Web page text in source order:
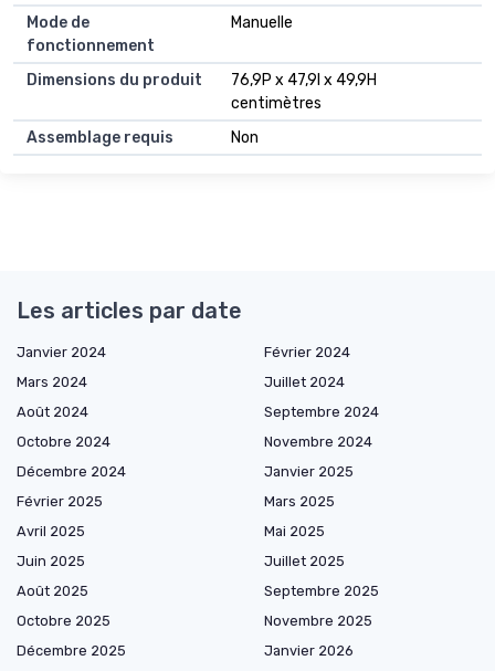
Mode de
fonctionnement
Manuelle
Dimensions du produit
76,9P x 47,9l x 49,9H
centimètres
Assemblage requis
Non
Les articles par date
Janvier 2024
Février 2024
Mars 2024
Juillet 2024
Août 2024
Septembre 2024
Octobre 2024
Novembre 2024
Décembre 2024
Janvier 2025
Février 2025
Mars 2025
Avril 2025
Mai 2025
Juin 2025
Juillet 2025
Août 2025
Septembre 2025
Octobre 2025
Novembre 2025
Décembre 2025
Janvier 2026